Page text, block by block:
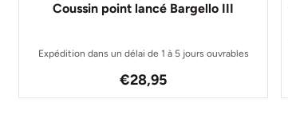
Coussin point lancé Bargello III
Expédition dans un délai de 1 à 5 jours ouvrables
Prix: 28,95
€28,95